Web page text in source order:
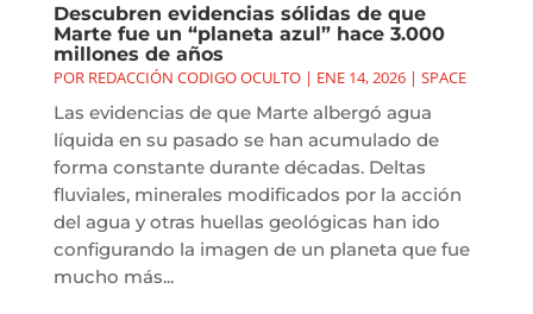
Descubren evidencias sólidas de que
Marte fue un “planeta azul” hace 3.000
millones de años
POR REDACCIÓN CODIGO OCULTO| ENE 14, 2026| SPACE
Las evidencias de que Marte albergó agua
líquida en su pasado se han acumulado de
forma constante durante décadas. Deltas
fluviales, minerales modificados por la acción
del agua y otras huellas geológicas han ido
configurando la imagen de un planeta que fue
mucho más...